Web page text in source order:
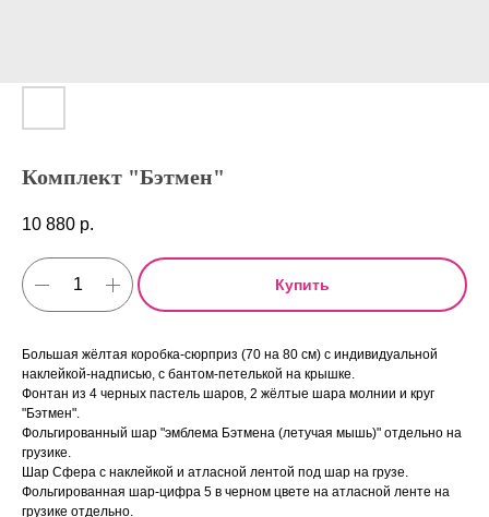
Комплект "Бэтмен"
10 880 р.
Купить
Большая жёлтая коробка-сюрприз (70 на 80 см) с индивидуальной
наклейкой-надписью, с бантом-петелькой на крышке.
Фонтан из 4 черных пастель шаров, 2 жёлтые шара молнии и круг
"Бэтмен".
Фольгированный шар "эмблема Бэтмена (летучая мышь)" отдельно на
грузике.
Шар Сфера с наклейкой и атласной лентой под шар на грузе.
Фольгированная шар-цифра 5 в черном цвете на атласной ленте на
грузике отдельно.